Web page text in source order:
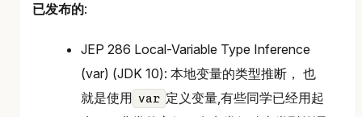
已发布的:
JEP 286 Local-Variable Type Inference
(var) (JDK 10): 本地变量的类型推断， 也
就是使用 var 定义变量,有些同学已经用起